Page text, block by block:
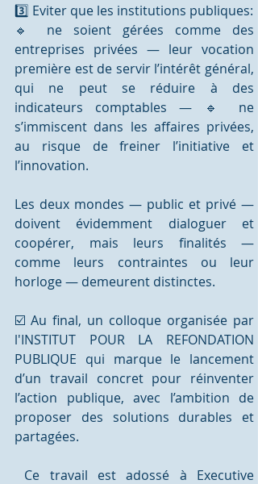
3️⃣ Eviter que les institutions publiques:
🔹 ne soient gérées comme des
entreprises privées — leur vocation
première est de servir l’intérêt général,
qui ne peut se réduire à des
indicateurs comptables — 🔹 ne
s’immiscent dans les affaires privées,
au risque de freiner l’initiative et
l’innovation.
Les deux mondes — public et privé —
doivent évidemment dialoguer et
coopérer, mais leurs finalités —
comme leurs contraintes ou leur
horloge — demeurent distinctes.
☑️ Au final, un colloque organisée par
l'INSTITUT POUR LA REFONDATION
PUBLIQUE qui marque le lancement
d’un travail concret pour réinventer
l’action publique, avec l’ambition de
proposer des solutions durables et
partagées.